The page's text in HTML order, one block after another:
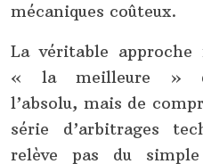
mécaniques coûteux.
La véritable approche
« la meilleure »
l’absolu, mais de
série d’arbitrages
relève pas du